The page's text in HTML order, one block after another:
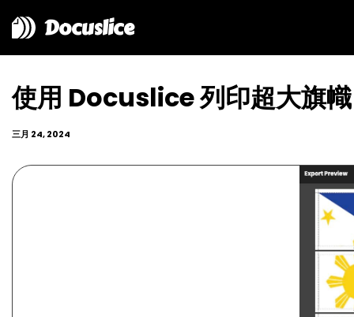
Docuslice
使用 Docuslice 列印超大旗幟
三月 24, 2024